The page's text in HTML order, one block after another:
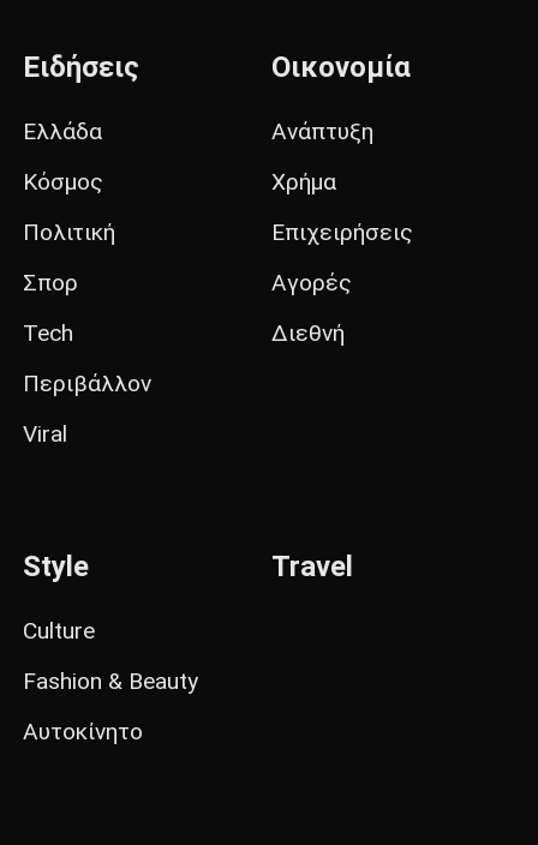
Ειδήσεις
Ελλάδα
Κόσμος
Πολιτική
Σπορ
Tech
Περιβάλλον
Viral
Οικονομία
Ανάπτυξη
Χρήμα
Επιχειρήσεις
Αγορές
Διεθνή
Style
Culture
Fashion & Beauty
Αυτοκίνητο
Travel